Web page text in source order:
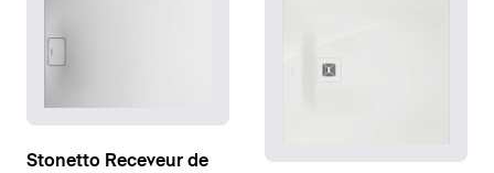
Stonetto Receveur de